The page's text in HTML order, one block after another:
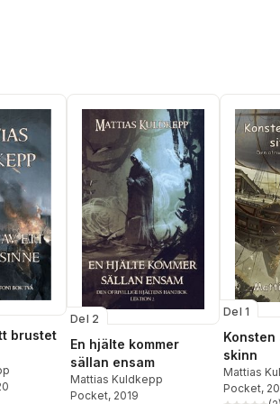
brustet
Del 2
En hjälte kommer
sällan ensam
Mattias Kuldkepp
Pocket, 2019
Del 1
skinn
Mattias
Pocket,